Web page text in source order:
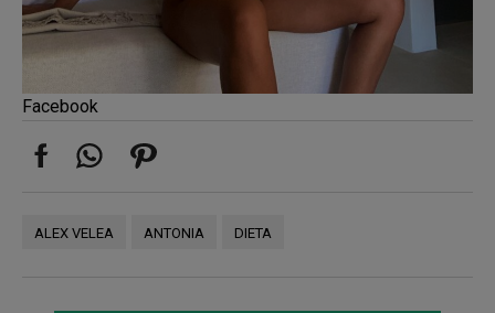
Facebook
ALEX VELEA ANTONIA DIETA